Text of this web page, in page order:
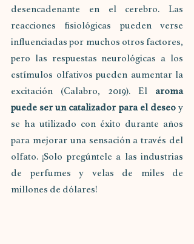
desencadenante en el cerebro. Las
reacciones fisiológicas pueden verse
influenciadas por muchos otros factores,
pero las respuestas neurológicas a los
estímulos olfativos pueden aumentar la
excitación (Calabro, 2019). El aroma
puede ser un catalizador para el deseo y
se ha utilizado con éxito durante años
para mejorar una sensación a través del
olfato. ¡Solo pregúntele a las industrias
de perfumes y velas de miles de
millones de dólares!